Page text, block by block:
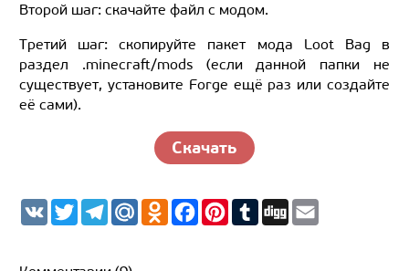
Второй шаг: скачайте файл с модом.
Третий шаг: скопируйте пакет мода Loot Bag в
раздел .minecraft/mods (если данной папки не
существует, установите Forge ещё раз или создайте
её сами).
Скачать
V
K
T
w
T
e
M
a
O
d
F
a
P
T
u
D